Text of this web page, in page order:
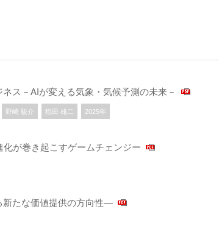
ス－AIが変える気象・気候予測の未来－
野崎 駿介 稲田 雄二 2025年
が巻き起こすゲームチェンジー
新たな価値提供の方向性―